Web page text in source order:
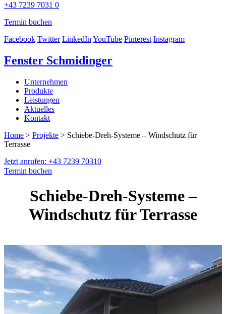
+43 7239 7031 0
Termin buchen
Facebook Twitter LinkedInYouTube Pinterest Instagram
Fenster Schmidinger
Unternehmen
Produkte
Leistungen
Aktuelles
Kontakt
Home > Projekte > Schiebe-Dreh-Systeme – Windschutz für
Terrasse
Jetzt anrufen: +43 7239 70310
Termin buchen
Schiebe-Dreh-Systeme –
Windschutz für Terrasse